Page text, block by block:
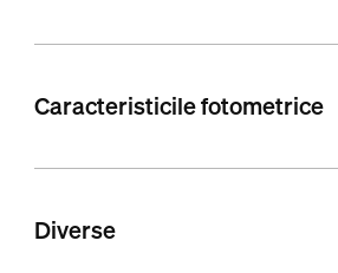
Caracteristicile fotometrice
Diverse